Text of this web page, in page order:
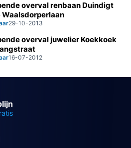
overval renbaan Duindigt
Waalsdorperlaan
29-10-2013
overval juwelier Koekkoek
16-07-2012